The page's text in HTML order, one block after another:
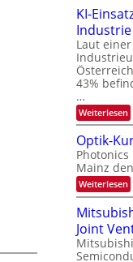
d
v
e
r
a
r
b
e
i
t
u
n
g
s
-
T
e
t
s
t
a
r
k
e
W
a
h
s
t
u
m
e
r
s
9
.
E
-
H
e
a
e
s
-
S
e
m
i
n
a
r
KI-
Industrie
Laut
43%
…
Weiterlesen:
K
-
E
i
n
s
a
t
z
n
i
Optik-
Mainz
Weiterlesen:
p
t
i
k
-
Joint